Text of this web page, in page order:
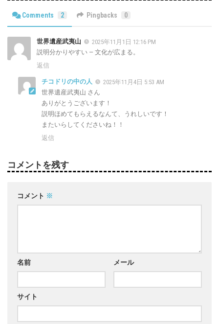
Comments 2 Pingbacks 0
世界遺産武夷山
2025年11月1日 12:16 PM
説明分かりやすい — 文化が広まる。
返信
チコドリの中の人
2025年11月4日 5:53 AM
世界遺産武夷山 さん
ありがとうございます！
説明ほめてもらえるなんて、うれしいです！
またいらしてくださいね！！
返信
コメントを残す
コメント ※
名前 メール
サイト